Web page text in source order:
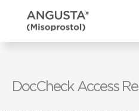
springen
DocCheck Access